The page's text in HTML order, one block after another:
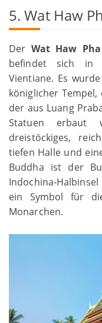
5. Wat Haw
Der Wat Haw
befindet sich in
Vientiane. Es
königlicher
der aus Luang
Statuen erbaut
dreistöckiges,
tiefen Halle und
Buddha ist der
Indochina-
ein Symbol für
Monarchen.